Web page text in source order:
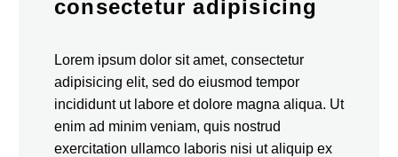
consectetur adipisicing
Lorem ipsum dolor sit amet, consectetur
adipisicing elit, sed do eiusmod tempor
incididunt ut labore et dolore magna aliqua. Ut
enim ad minim veniam, quis nostrud
exercitation ullamco laboris nisi ut aliquip ex